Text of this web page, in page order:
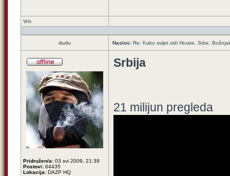
Vrh
dudu Naslov: Re: Kako svijet vidi Hrvate, Srbe,
Pridružen/a: 03 svi 2009, 21:39
Postovi: 64435
Lokacija: DAZP HQ
Srbija
21 milijun pregleda